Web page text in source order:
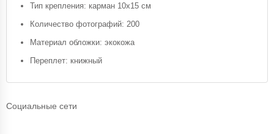
Тип крепления: карман 10х15 см
Количество фотографий: 200
Материал обложки: экокожа
Переплет: книжный
Социальные сети